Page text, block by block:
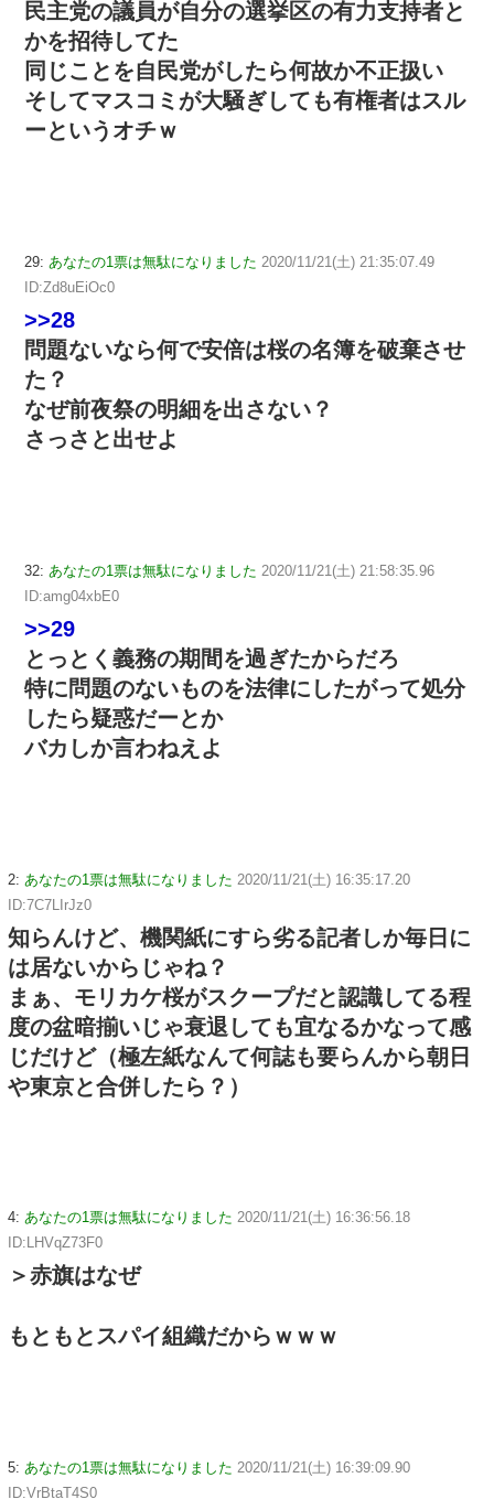
民主党の議員が自分の選挙区の有力支持者と
かを招待してた
同じことを自民党がしたら何故か不正扱い
そしてマスコミが大騒ぎしても有権者はスル
ーというオチｗ
29: あなたの1票は無駄になりました 2020/11/21(土) 21:35:07.49
ID:Zd8uEiOc0
>>28
問題ないなら何で安倍は桜の名簿を破棄させ
た？
なぜ前夜祭の明細を出さない？
さっさと出せよ
32: あなたの1票は無駄になりました 2020/11/21(土) 21:58:35.96
ID:amg04xbE0
>>29
とっとく義務の期間を過ぎたからだろ
特に問題のないものを法律にしたがって処分
したら疑惑だーとか
バカしか言わねえよ
2: あなたの1票は無駄になりました 2020/11/21(土) 16:35:17.20
ID:7C7LIrJz0
知らんけど、機関紙にすら劣る記者しか毎日に
は居ないからじゃね？
まぁ、モリカケ桜がスクープだと認識してる程
度の盆暗揃いじゃ衰退しても宜なるかなって感
じだけど（極左紙なんて何誌も要らんから朝日
や東京と合併したら？）
4: あなたの1票は無駄になりました 2020/11/21(土) 16:36:56.18
ID:LHVqZ73F0
＞赤旗はなぜ
もともとスパイ組織だからｗｗｗ
5: あなたの1票は無駄になりました 2020/11/21(土) 16:39:09.90
ID:VrBtaT4S0